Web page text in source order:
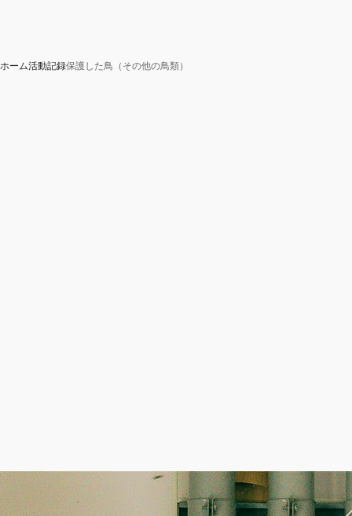
ホーム活動記録保護した鳥（その他の鳥類）
活動記録